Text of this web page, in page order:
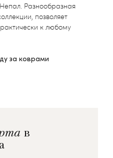
Разнообразная
позволяет
к любому
за коврами
в